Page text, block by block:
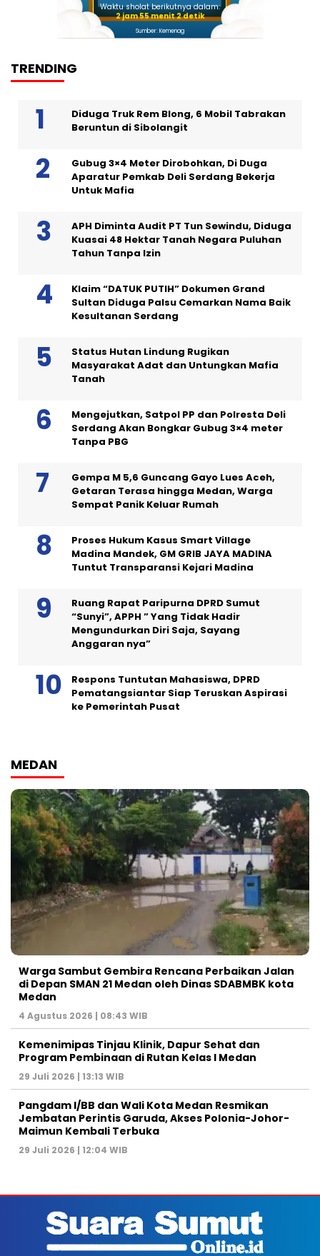
Waktu sholat berikutnya dalam:
2 jam 55 menit 1 detik
Sumber: Kemenag
TRENDING
Diduga Truk Rem Blong, 6 Mobil Tabrakan
Beruntun di Sibolangit
Gubug 3×4 Meter Dirobohkan, Di Duga
Aparatur Pemkab Deli Serdang Bekerja
Untuk Mafia
APH Diminta Audit PT Tun Sewindu, Diduga
Kuasai 48 Hektar Tanah Negara Puluhan
Tahun Tanpa Izin
Klaim “DATUK PUTIH” Dokumen Grand
Sultan Diduga Palsu Cemarkan Nama Baik
Kesultanan Serdang
Status Hutan Lindung Rugikan
Masyarakat Adat dan Untungkan Mafia
Tanah
Mengejutkan, Satpol PP dan Polresta Deli
Serdang Akan Bongkar Gubug 3×4 meter
Tanpa PBG
Gempa M 5,6 Guncang Gayo Lues Aceh,
Getaran Terasa hingga Medan, Warga
Sempat Panik Keluar Rumah
Proses Hukum Kasus Smart Village
Madina Mandek, GM GRIB JAYA MADINA
Tuntut Transparansi Kejari Madina
Ruang Rapat Paripurna DPRD Sumut
“Sunyi”, APPH ” Yang Tidak Hadir
Mengundurkan Diri Saja, Sayang
Anggaran nya”
Respons Tuntutan Mahasiswa, DPRD
Pematangsiantar Siap Teruskan Aspirasi
ke Pemerintah Pusat
MEDAN
Warga Sambut Gembira Rencana Perbaikan Jalan
di Depan SMAN 21 Medan oleh Dinas SDABMBK kota
Medan
4 Agustus 2026 | 08:43 WIB
Kemenimipas Tinjau Klinik, Dapur Sehat dan
Program Pembinaan di Rutan Kelas I Medan
29 Juli 2026 | 13:13 WIB
Pangdam I/BB dan Wali Kota Medan Resmikan
Jembatan Perintis Garuda, Akses Polonia-Johor-
Maimun Kembali Terbuka
29 Juli 2026 | 12:04 WIB